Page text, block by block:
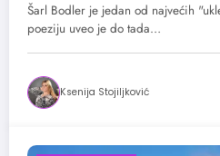
Šarl Bodler je jedan od najvećih
poeziju uveo je do tada…
Ksenija Stojiljković